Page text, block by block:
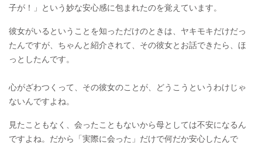
子が！」という妙な安心感に包まれたのを覚えています。
彼女がいるということを知っただけのときは、ヤキモキだけだっ
たんですが、ちゃんと紹介されて、その彼女とお話できたら、ほ
っとしたんです。
⁡心がざわつくって、その彼女のことが、どうこうというわけじゃ
ないんですよね。
見たこともなく、会ったこともないから母としては不安になるん
ですよね。だから「実際に会った」だけで何だか安心したんで